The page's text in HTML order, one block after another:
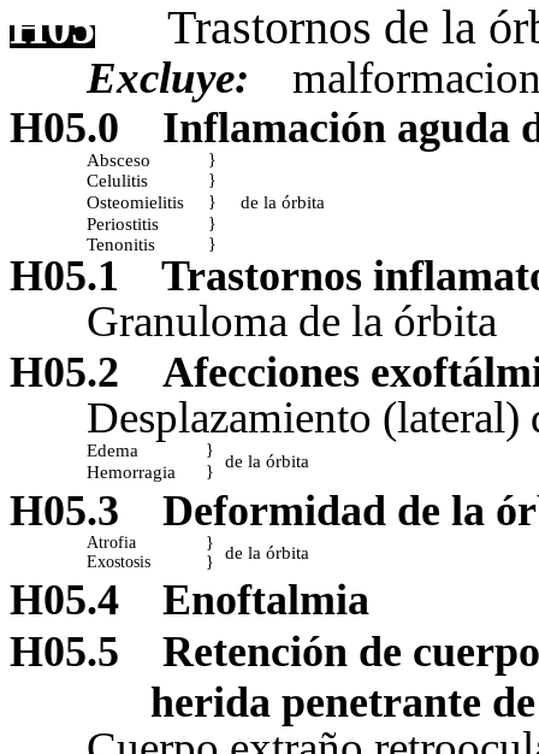
H05 Trastornos de la
Excluye:
H05.0 Inflamación aguda
Absceso }
Celulitis }
Osteomielitis }
de la órbita
Periostitis
}
Tenonitis }
H05.1 Trastornos
Granuloma de la órbita
H05.2 Afecciones
Desplazamiento
Edema }
de la órbita
Hemorragia }
H05.3 Deformidad de la
Atrofia } de la órbita
Exostosis }
H05.4
Enoftalmia
H05.5
Retención de
herida penetrante